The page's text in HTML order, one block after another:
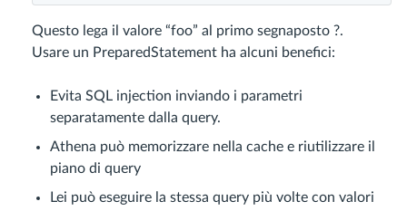
Questo lega il valore “foo” al primo segnaposto ?.
Usare un PreparedStatement ha alcuni benefici:
Evita SQL injection inviando i parametri
separatamente dalla query.
Athena può memorizzare nella cache e riutilizzare il
piano di query
Lei può eseguire la stessa query più volte con valori